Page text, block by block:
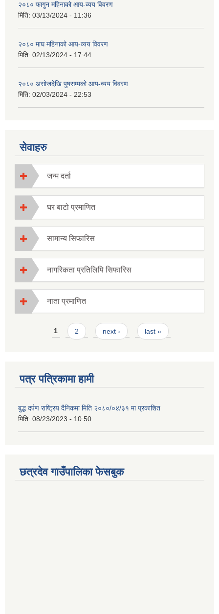
२०८० फागुन महिनाको आय-व्यय विवरण
मिति: 03/13/2024 - 11:36
२०८० माघ महिनाको आय-व्यय विवरण
मिति: 02/13/2024 - 17:44
२०८० असोजदेखि पुषसम्मको आय-व्यय विवरण
मिति: 02/03/2024 - 22:53
सेवाहरु
जन्म दर्ता
घर बाटो प्रमाणित
सामान्य सिफारिस
नागरिकता प्रतिलिपि सिफारिस
नाता प्रमाणित
Pages1 2 next › last »
पत्र पत्रिकामा हामी
बुद्ध दर्पण राष्ट्रिय दैनिकमा मिति २०८०/०४/३१ मा प्रकाशित
मिति: 08/23/2023 - 10:50
छत्रदेव गाउँपालिका फेसबुक